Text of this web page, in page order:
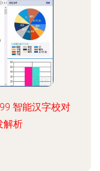
智能汉字校对
解析